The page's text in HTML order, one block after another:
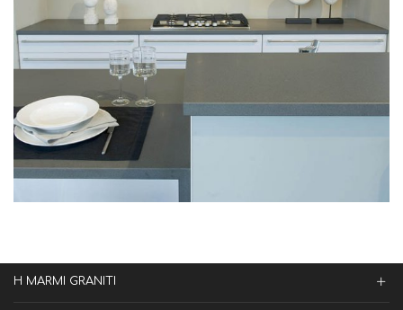
Η MARMI GRANITI